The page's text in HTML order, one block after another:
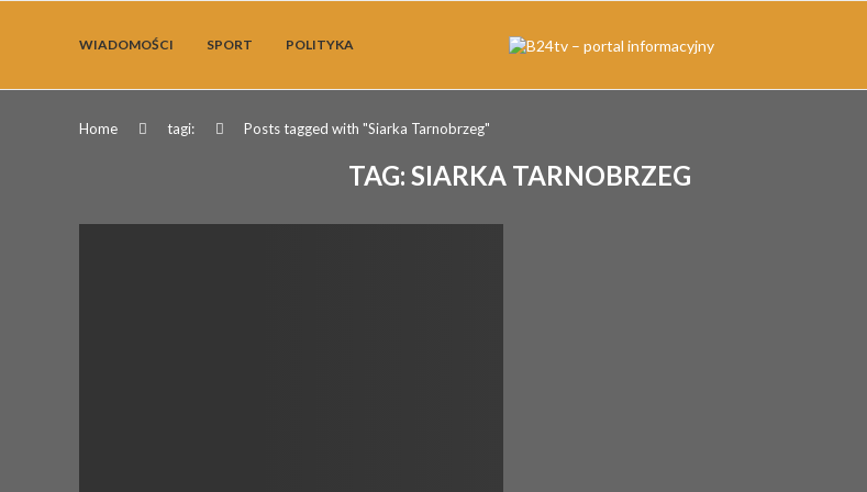
WIADOMOŚCI SPORT POLITYKA
Home tagi: Posts tagged with "Siarka Tarnobrzeg"
TAG: SIARKA TARNOBRZEG